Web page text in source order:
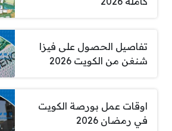
تفاصيل الحصول على فيزا
شنغن من الكويت 2026
اوقات عمل بورصة الكويت
في رمضان 2026